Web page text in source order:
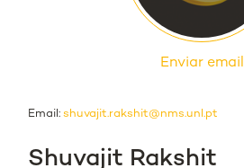
Enviar email
Email: shuvajit.rakshit@nms.unl.pt
Shuvajit Rakshit